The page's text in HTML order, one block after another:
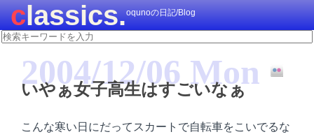
classics.oqunoの日記/Blog
2004/12/06 Mon
いやぁ女子高生はすごいなぁ
こんな寒い日にだってスカートで自転車をこいでるな